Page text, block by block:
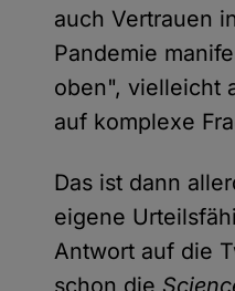
auch Vertrauen
Pandemie
oben", vielleicht
auf komplexe
Das ist dann
eigene
Antwort auf die